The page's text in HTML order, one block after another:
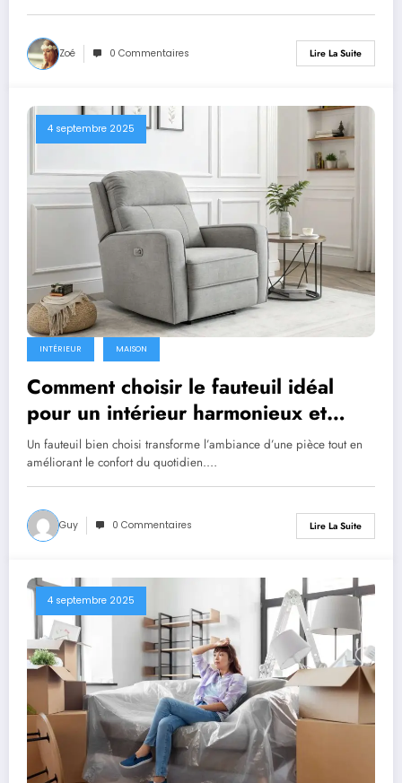
Zoé 0 Commentaires Lire La Suite
4 septembre 2025
INTÉRIEUR MAISON
Comment choisir le fauteuil idéal
pour un intérieur harmonieux et
confortable
Un fauteuil bien choisi transforme l’ambiance d’une pièce tout en
améliorant le confort du quotidien.…
Guy 0 Commentaires Lire La Suite
4 septembre 2025